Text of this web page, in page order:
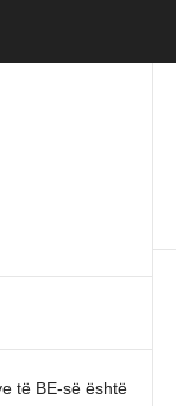
të BE-së është